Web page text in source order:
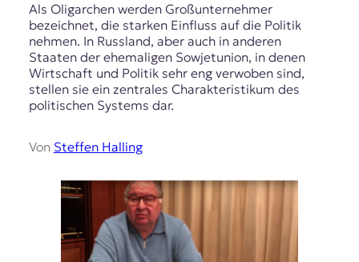
Als Oligarchen werden Großunternehmer
bezeichnet, die starken Einfluss auf die Politik
nehmen. In Russland, aber auch in anderen
Staaten der ehemaligen Sowjetunion, in denen
Wirtschaft und Politik sehr eng verwoben sind,
stellen sie ein zentrales Charakteristikum des
politischen Systems dar.
Von Steffen Halling